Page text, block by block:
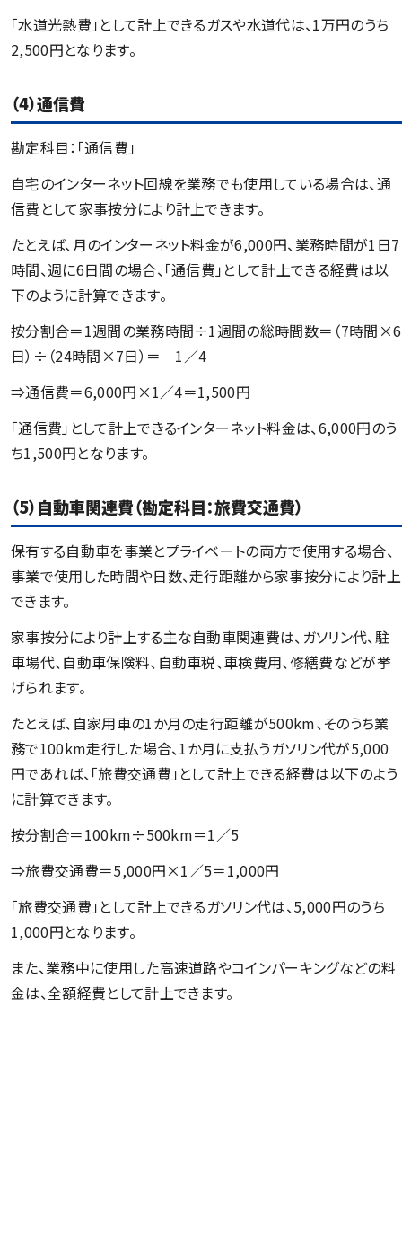
「水道光熱費」として計上できるガスや水道代は、1万円のうち
2,500円となります。
（4）通信費
勘定科目：「通信費」
自宅のインターネット回線を業務でも使用している場合は、通
信費として家事按分により計上できます。
たとえば、月のインターネット料金が6,000円、業務時間が1日7
時間、週に6日間の場合、「通信費」として計上できる経費は以
下のように計算できます。
按分割合＝1週間の業務時間÷1週間の総時間数＝（7時間×6
日）÷（24時間×7日）＝ 1／4
⇒通信費＝6,000円×1／4＝1,500円
「通信費」として計上できるインターネット料金は、6,000円のう
ち1,500円となります。
（5）自動車関連費（勘定科目：旅費交通費）
保有する自動車を事業とプライベートの両方で使用する場合、
事業で使用した時間や日数、走行距離から家事按分により計上
できます。
家事按分により計上する主な自動車関連費は、ガソリン代、駐
車場代、自動車保険料、自動車税、車検費用、修繕費などが挙
げられます。
たとえば、自家用車の1か月の走行距離が500km、そのうち業
務で100km走行した場合、1か月に支払うガソリン代が5,000
円であれば、「旅費交通費」として計上できる経費は以下のよう
に計算できます。
按分割合＝100km÷500km＝1／5
⇒旅費交通費＝5,000円×1／5＝1,000円
「旅費交通費」として計上できるガソリン代は、5,000円のうち
1,000円となります。
また、業務中に使用した高速道路やコインパーキングなどの料
金は、全額経費として計上できます。